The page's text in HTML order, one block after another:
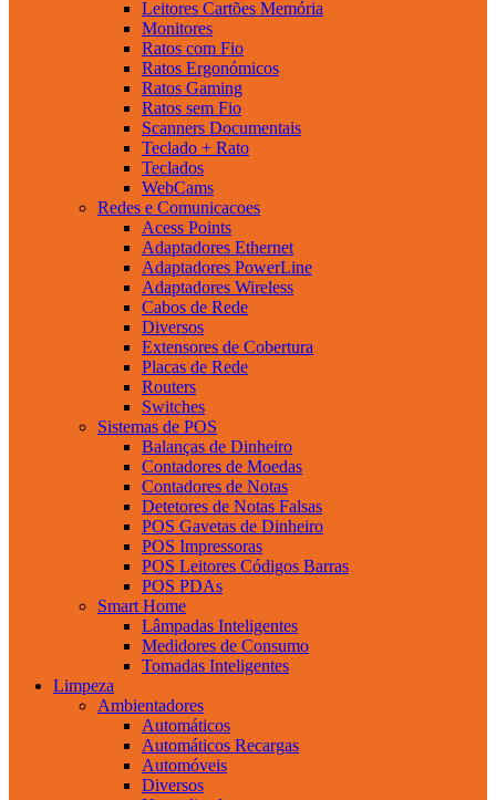
Leitores Cartões Memória
Monitores
Ratos com Fio
Ratos Ergonómicos
Ratos Gaming
Ratos sem Fio
Scanners Documentais
Teclado + Rato
Teclados
WebCams
Redes e Comunicacoes
Acess Points
Adaptadores Ethernet
Adaptadores PowerLine
Adaptadores Wireless
Cabos de Rede
Diversos
Extensores de Cobertura
Placas de Rede
Routers
Switches
Sistemas de POS
Balanças de Dinheiro
Contadores de Moedas
Contadores de Notas
Detetores de Notas Falsas
POS Gavetas de Dinheiro
POS Impressoras
POS Leitores Códigos Barras
POS PDAs
Smart Home
Lâmpadas Inteligentes
Medidores de Consumo
Tomadas Inteligentes
Limpeza
Ambientadores
Automáticos
Automáticos Recargas
Automóveis
Diversos